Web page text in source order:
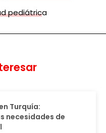
pediátrica
Turquía:
necesidades de